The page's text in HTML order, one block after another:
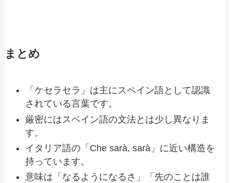
まとめ
「ケセラセラ」は主にスペイン語として認識
されている言葉です。
厳密にはスペイン語の文法とは少し異なりま
す。
イタリア語の「Che sarà, sarà」に近い構造を
持っています。
意味は「なるようになるさ」「先のことは誰